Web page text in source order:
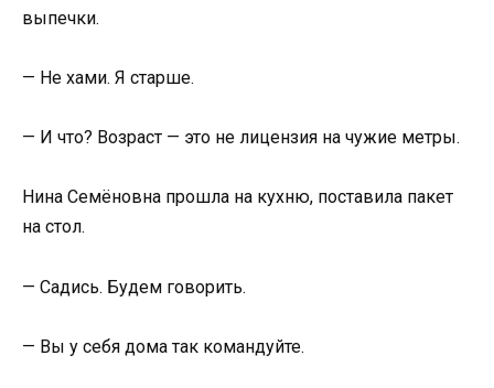
выпечки.
— Не хами. Я старше.
— И что? Возраст — это не лицензия на чужие метры.
Нина Семёновна прошла на кухню, поставила пакет
на стол.
— Садись. Будем говорить.
— Вы у себя дома так командуйте.